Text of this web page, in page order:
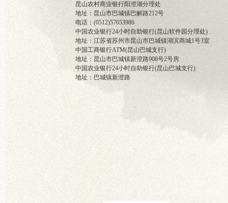
昆山农村商业银行阳澄湖分理处
地址：昆山市巴城镇巴解路212号
电话：(0512)57653986
中国农业银行24小时自助银行(昆山软件园分理处)
地址：江苏省苏州市昆山市巴城镇湖滨商城1号3室
中国工商银行ATM(昆山巴城支行)
地址：昆山市巴城镇新澄路908号2号房
中国农业银行24小时自助银行(昆山巴城支行)
地址：巴城镇新澄路